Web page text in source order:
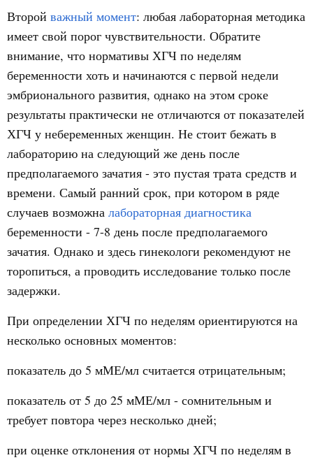
Второй важный момент: любая лабораторная методика
имеет свой порог чувствительности. Обратите
внимание, что нормативы ХГЧ по неделям
беременности хоть и начинаются с первой недели
эмбрионального развития, однако на этом сроке
результаты практически не отличаются от показателей
ХГЧ у небеременных женщин. Не стоит бежать в
лабораторию на следующий же день после
предполагаемого зачатия - это пустая трата средств и
времени. Самый ранний срок, при котором в ряде
случаев возможна лабораторная диагностика
беременности - 7-8 день после предполагаемого
зачатия. Однако и здесь гинекологи рекомендуют не
торопиться, а проводить исследование только после
задержки.
При определении ХГЧ по неделям ориентируются на
несколько основных моментов:
показатель до 5 мМЕ/мл считается отрицательным;
показатель от 5 до 25 мМЕ/мл - сомнительным и
требует повтора через несколько дней;
при оценке отклонения от нормы ХГЧ по неделям в